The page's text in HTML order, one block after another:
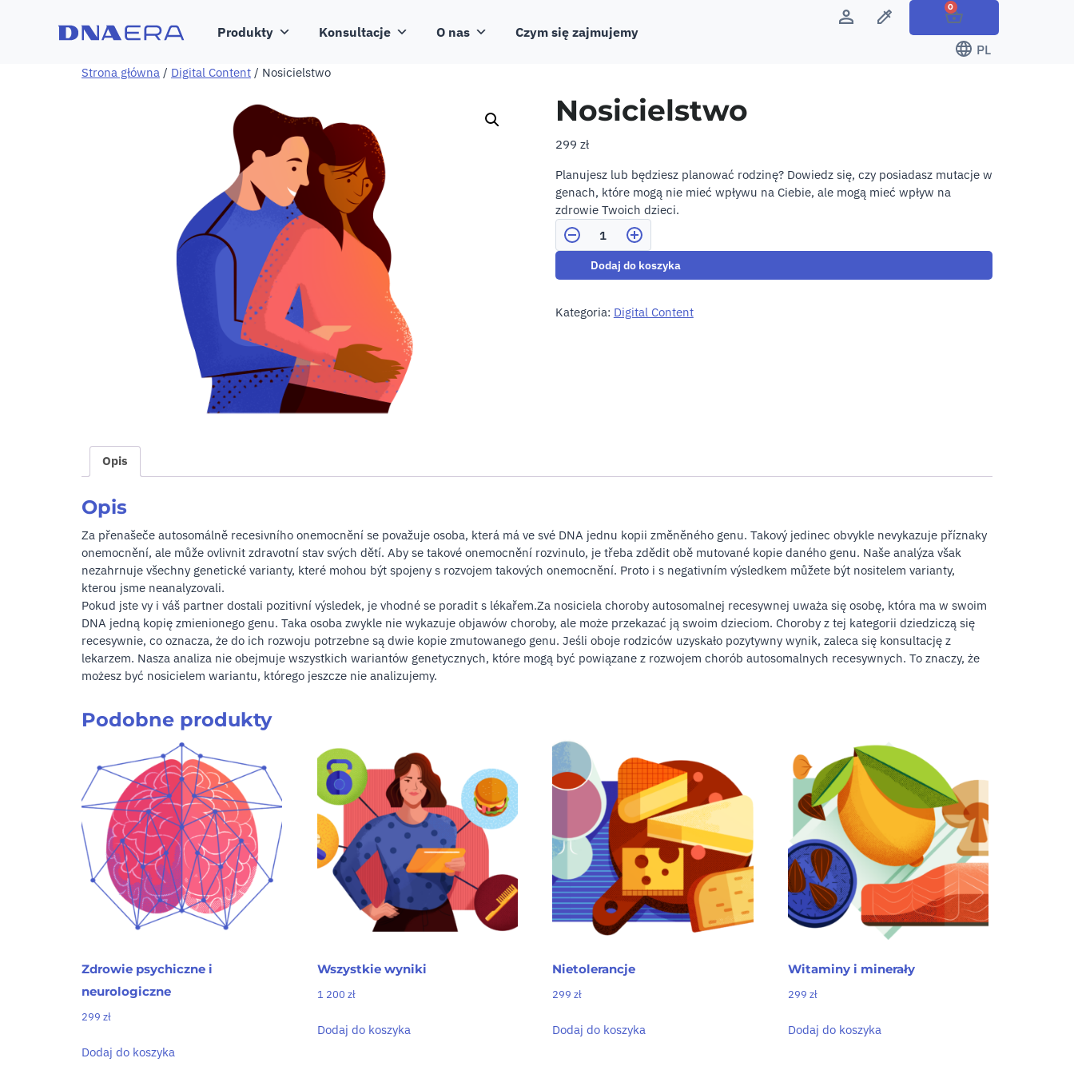
Produkty Konsultacje O nas Czym się zajmujemy
0
PL
Strona główna / Digital Content / Nosicielstwo
Nosicielstwo
299 zł
Planujesz lub będziesz planować rodzinę? Dowiedz się, czy posiadasz mutacje w
genach, które mogą nie mieć wpływu na Ciebie, ale mogą mieć wpływ na
zdrowie Twoich dzieci.
Ilość
Dodaj do koszyka
Kategoria: Digital Content
Opis
Opis
Za přenašeče autosomálně recesivního onemocnění se považuje osoba, která má ve své DNA jednu kopii změněného genu. Takový jedinec obvykle nevykazuje příznaky
onemocnění, ale může ovlivnit zdravotní stav svých dětí. Aby se takové onemocnění rozvinulo, je třeba zdědit obě mutované kopie daného genu. Naše analýza však
nezahrnuje všechny genetické varianty, které mohou být spojeny s rozvojem takových onemocnění. Proto i s negativním výsledkem můžete být nositelem varianty,
kterou jsme neanalyzovali.
Pokud jste vy i váš partner dostali pozitivní výsledek, je vhodné se poradit s lékařem.Za nosiciela choroby autosomalnej recesywnej uważa się osobę, która ma w swoim
DNA jedną kopię zmienionego genu. Taka osoba zwykle nie wykazuje objawów choroby, ale może przekazać ją swoim dzieciom. Choroby z tej kategorii dziedziczą się
recesywnie, co oznacza, że do ich rozwoju potrzebne są dwie kopie zmutowanego genu. Jeśli oboje rodziców uzyskało pozytywny wynik, zaleca się konsultację z
lekarzem. Nasza analiza nie obejmuje wszystkich wariantów genetycznych, które mogą być powiązane z rozwojem chorób autosomalnych recesywnych. To znaczy, że
możesz być nosicielem wariantu, którego jeszcze nie analizujemy.
Podobne produkty
Zdrowie psychiczne i
neurologiczne
299 zł
Dodaj do koszyka
Wszystkie wyniki
1 200 zł
Dodaj do koszyka
Nietolerancje
299zł
Dodaj do koszyka
Witaminy i minerały
299zł
Dodaj do koszyka